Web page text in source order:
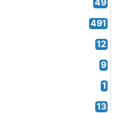
49
491
12
9
1
13